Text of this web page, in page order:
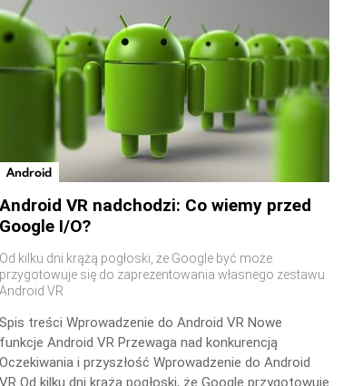
Android
Android VR nadchodzi: Co wiemy przed
Google I/O?
Od kilku dni krążą pogłoski, że Google być może
przygotowuje się do zaprezentowania własnego zestawu
Android VR
Spis treści Wprowadzenie do Android VR Nowe
funkcje Android VR Przewaga nad konkurencją
Oczekiwania i przyszłość Wprowadzenie do Android